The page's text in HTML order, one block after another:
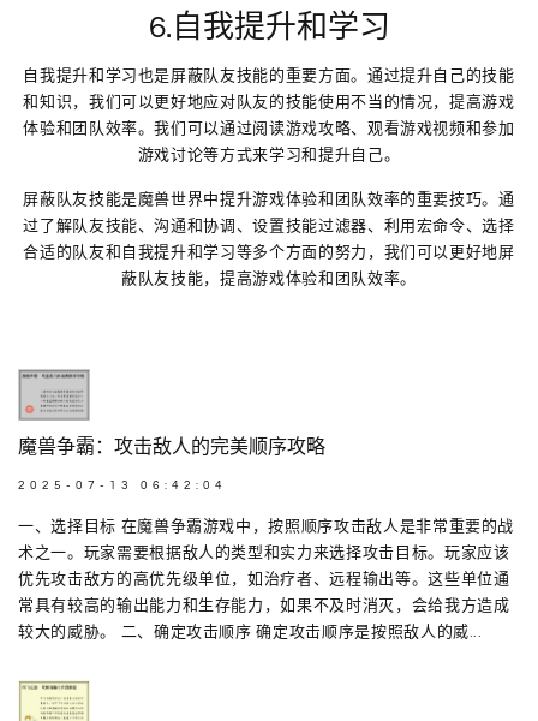
6.自我提升和学习
自我提升和学习也是屏蔽队友技能的重要方面。通过提升自己的技能
和知识，我们可以更好地应对队友的技能使用不当的情况，提高游戏
体验和团队效率。我们可以通过阅读游戏攻略、观看游戏视频和参加
游戏讨论等方式来学习和提升自己。
屏蔽队友技能是魔兽世界中提升游戏体验和团队效率的重要技巧。通
过了解队友技能、沟通和协调、设置技能过滤器、利用宏命令、选择
合适的队友和自我提升和学习等多个方面的努力，我们可以更好地屏
蔽队友技能，提高游戏体验和团队效率。
魔兽争霸：攻击敌人的完美顺序攻略
2025-07-13 06:42:04
一、选择目标 在魔兽争霸游戏中，按照顺序攻击敌人是非常重要的战
术之一。玩家需要根据敌人的类型和实力来选择攻击目标。玩家应该
优先攻击敌方的高优先级单位，如治疗者、远程输出等。这些单位通
常具有较高的输出能力和生存能力，如果不及时消灭，会给我方造成
较大的威胁。 二、确定攻击顺序 确定攻击顺序是按照敌人的威...